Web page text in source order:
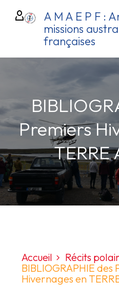
A M A E P F :
missions
françaises
Premiers
TERRE
Accueil
Récits
BIBLIOGRAPHIE des
Hivernages en